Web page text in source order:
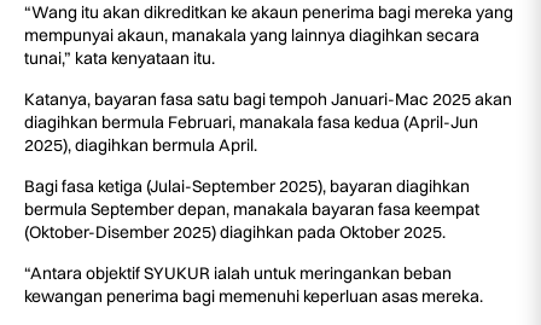
“Wang itu akan dikreditkan ke akaun penerima bagi mereka yang
mempunyai akaun, manakala yang lainnya diagihkan secara
tunai,” kata kenyataan itu.
Katanya, bayaran fasa satu bagi tempoh Januari-Mac 2025 akan
diagihkan bermula Februari, manakala fasa kedua (April-Jun
2025), diagihkan bermula April.
Bagi fasa ketiga (Julai-September 2025), bayaran diagihkan
bermula September depan, manakala bayaran fasa keempat
(Oktober-Disember 2025) diagihkan pada Oktober 2025.
“Antara objektif SYUKUR ialah untuk meringankan beban
kewangan penerima bagi memenuhi keperluan asas mereka.